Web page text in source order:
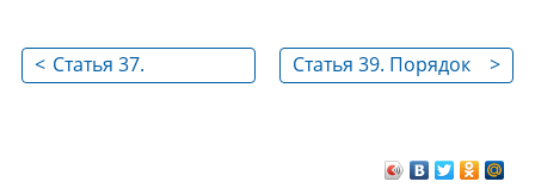
< Статья 37.
>
Статья 39. Порядок
исправительных